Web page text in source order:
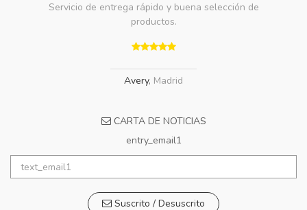
Servicio de entrega rápido y buena selección de
productos.
Avery, Madrid
CARTA DE NOTICIAS
entry_email1
Suscrito / Desuscrito